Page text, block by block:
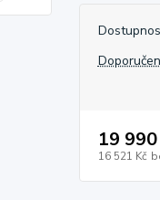
19
16 521 Kč